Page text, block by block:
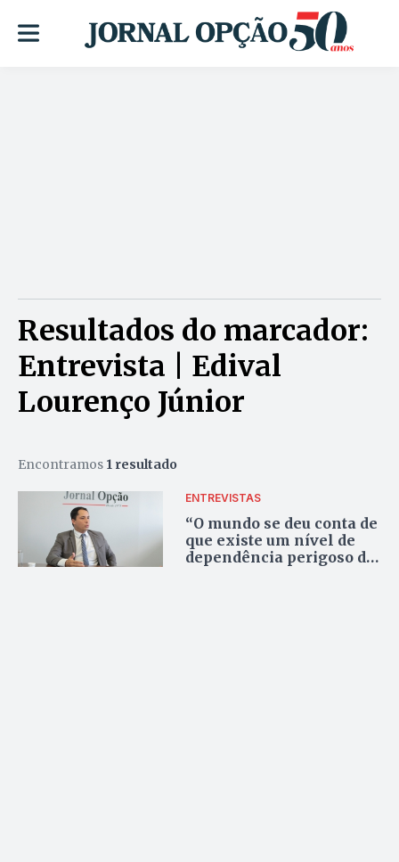
Resultados do marcador:
Entrevista | Edival
Lourenço Júnior
Encontramos 1 resultado
ENTREVISTAS
“O mundo se deu conta de
que existe um nível de
dependência perigoso da